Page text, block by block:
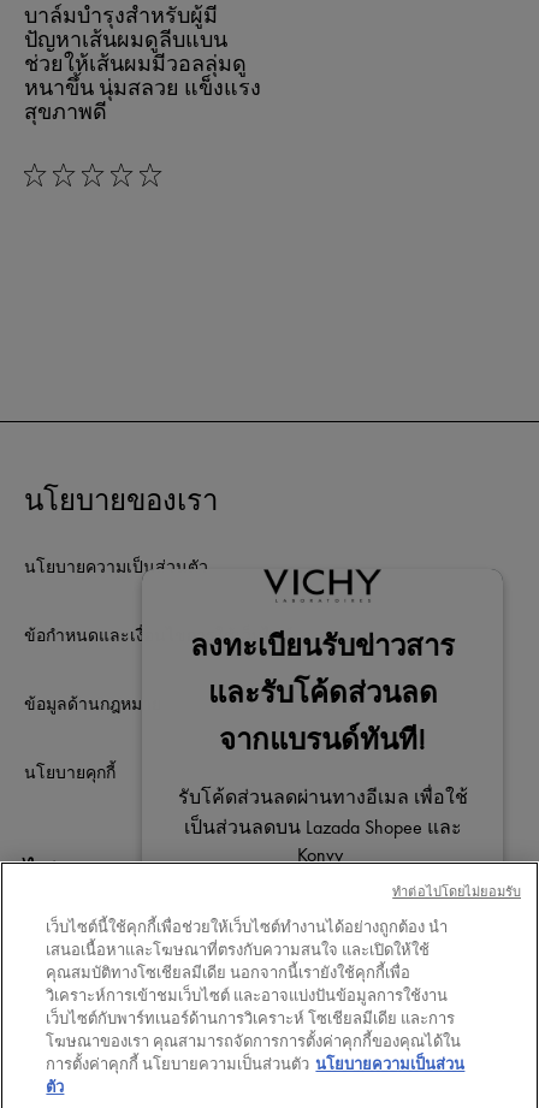
บาล์มบำรุงสำหรับผู้มี
ปัญหาเส้นผมดูลีบแบน
ช่วยให้เส้นผมมีวอลลุ่มดู
หนาขึ้น นุ่มสลวย แข็งแรง
สุขภาพดี
0/5
นโยบายของเรา
นโยบายความเป็นส่วนตัว
ข้อกำหนดและเงื่อนไขการใช้เว็บไซต์
ข้อมูลด้านกฎหมาย
นโยบายคุกกี้
ไม่พลาดการติดต่อ
Your privacy
เว็บไซต์นี้ใช้คุกกี้เพื่อช่วยให้เว็บไซต์ทำงานได้อย่างถูกต้อง นำ
เสนอเนื้อหาและโฆษณาที่ตรงกับความสนใจ และเปิดให้ใช้
คุณสมบัติทางโซเชียลมีเดีย นอกจากนี้เรายังใช้คุกกี้เพื่อ
วิเคราะห์การเข้าชมเว็บไซต์ และอาจแบ่งปันข้อมูลการใช้งาน
เว็บไซต์กับพาร์ทเนอร์ด้านการวิเคราะห์ โซเชียลมีเดีย และการ
โฆษณาของเรา คุณสามารถจัดการการตั้งค่าคุกกี้ของคุณได้ใน
การตั้งค่าคุกกี้ นโยบายความเป็นส่วนตัว นโยบายความเป็นส่วน
ตัว
ทําต่อไปโดยไม่ยอมรับ